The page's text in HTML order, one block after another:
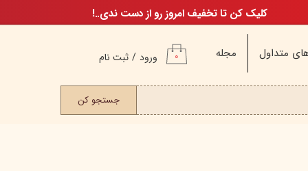
متداول مجله ورود / ثبت نام
تغییر گذر واژه
۰
جستجو کن
کلیک کن تا تخفیف امروز رو از دست ندی..!